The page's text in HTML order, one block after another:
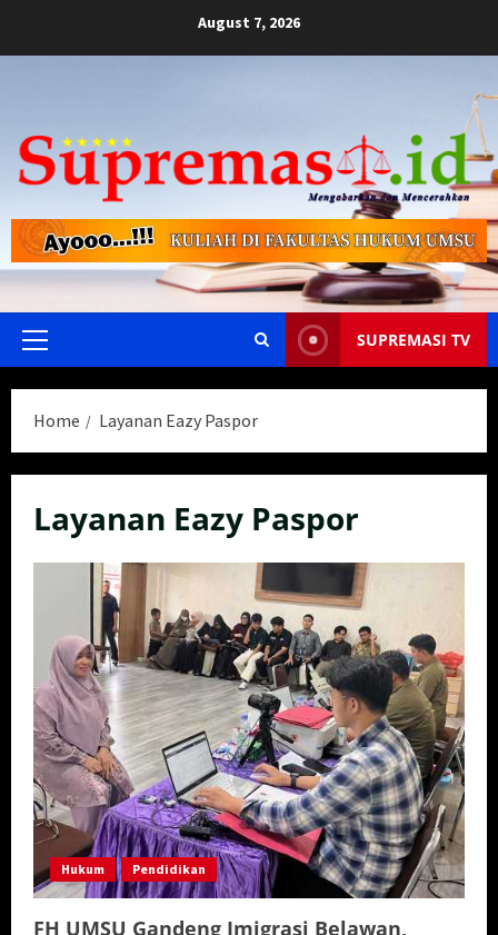
August 7, 2026
Primary
SUPREMASI TV
Home Layanan Eazy Paspor
Layanan Eazy Paspor
Hukum Pendidikan
FH UMSU Gandeng Imigrasi Belawan,